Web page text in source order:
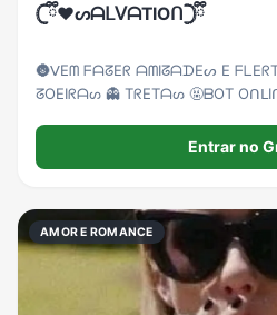
𓊆ྀི❤︎ᔕᗩᒪᐯᗩTIOᑎ𓊇ྀི
🌚ᐯ͏E͏ᗰ ͏ᖴ͏ᗩ͏ᘔ͏E͏ᖇ ͏ᗩ͏ᗰ͏I͏ᘔ͏ᗩ͏ᗪ͏E͏ᔕ ͏E
͏ᘔ͏O͏E͏I͏ᖇ͏ᗩ͏ᔕ ͏👻 T͏ᖇ͏E͏T͏ᗩ͏ᔕ 🤬ᗷ͏O͏T
Entrar no
AMOR E ROMANCE